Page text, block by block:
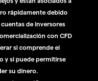
rápidamente debido
de inversores
con CFD
si comprende el
y si puede permitirse
su dinero.